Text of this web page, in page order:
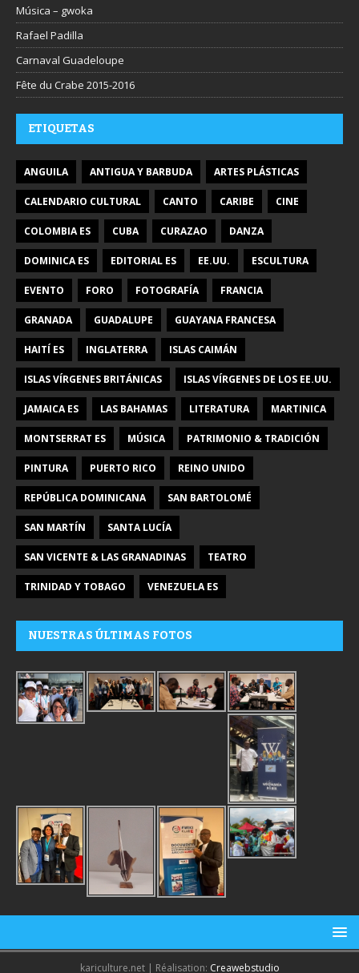
Música – gwoka
Rafael Padilla
Carnaval Guadeloupe
Fête du Crabe 2015-2016
ETIQUETAS
ANGUILA ANTIGUA Y BARBUDA ARTES PLÁSTICAS
CALENDARIO CULTURAL CANTO CARIBE CINE
COLOMBIA ES CUBA CURAZAO DANZA
DOMINICA ES EDITORIAL ES EE.UU. ESCULTURA
EVENTO FORO FOTOGRAFÍA FRANCIA
GRANADA GUADALUPE GUAYANA FRANCESA
HAITÍ ES INGLATERRA ISLAS CAIMÁN
ISLAS VÍRGENES BRITÁNICAS ISLAS VÍRGENES DE LOS EE.UU.
JAMAICA ES LAS BAHAMAS LITERATURA MARTINICA
MONTSERRAT ES MÚSICA PATRIMONIO & TRADICIÓN
PINTURA PUERTO RICO REINO UNIDO
REPÚBLICA DOMINICANA SAN BARTOLOMÉ
SAN MARTÍN SANTA LUCÍA
SAN VICENTE & LAS GRANADINAS TEATRO
TRINIDAD Y TOBAGO VENEZUELA ES
NUESTRAS ÚLTIMAS FOTOS
kariculture.net | Réalisation: Creawebstudio